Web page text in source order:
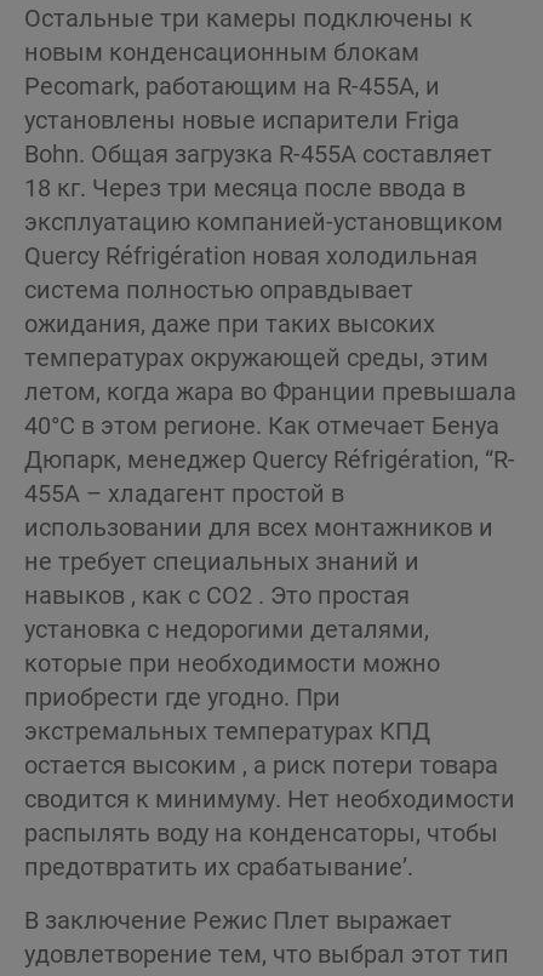
Остальные три камеры подключены к
новым конденсационным блокам
Pecomark, работающим на R-455A, и
установлены новые испарители Friga
Bohn. Общая загрузка R-455A составляет
18 кг. Через три месяца после ввода в
эксплуатацию компанией-установщиком
Quercy Réfrigération новая холодильная
система полностью оправдывает
ожидания, даже при таких высоких
температурах окружающей среды, этим
летом, когда жара во Франции превышала
40°C в этом регионе. Как отмечает Бенуа
Дюпарк, менеджер Quercy Réfrigération, “R-
455A – хладагент простой в
использовании для всех монтажников и
не требует специальных знаний и
навыков , как с CO2 . Это простая
установка с недорогими деталями,
которые при необходимости можно
приобрести где угодно. При
экстремальных температурах КПД
остается высоким , а риск потери товара
сводится к минимуму. Нет необходимости
распылять воду на конденсаторы, чтобы
предотвратить их срабатывание’.
В заключение Режис Плет выражает
удовлетворение тем, что выбрал этот тип